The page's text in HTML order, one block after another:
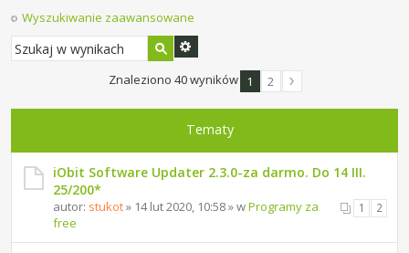
Wyszukiwanie zaawansowane
Znaleziono 40 wyników 1 2
Tematy
iObit Software Updater 2.3.0-za darmo. Do 14 III.
25/200*
1 2
autor: stukot» 14 lut 2020, 10:58 » wProgramy za
free